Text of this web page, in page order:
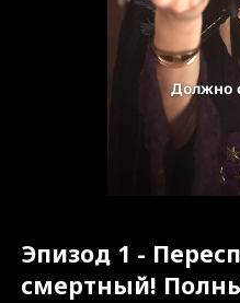
Должно
Эпизод 1 -
смертный!